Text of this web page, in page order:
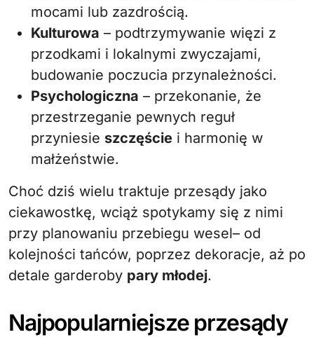
mocami lub zazdrością.
Kulturowa – podtrzymywanie więzi z
przodkami i lokalnymi zwyczajami,
budowanie poczucia przynależności.
Psychologiczna – przekonanie, że
przestrzeganie pewnych reguł
przyniesie szczęście i harmonię w
małżeństwie.
Choć dziś wielu traktuje przesądy jako
ciekawostkę, wciąż spotykamy się z nimi
przy planowaniu przebiegu wesel– od
kolejności tańców, poprzez dekoracje, aż po
detale garderoby pary młodej.
Najpopularniejsze przesądy